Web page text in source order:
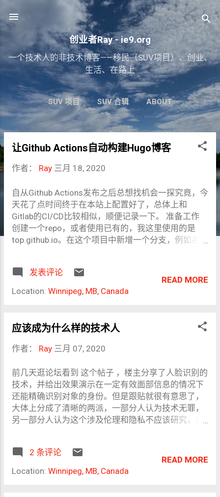
跳至主要内容
创业者Ray - ie9.org
一个技术人的非技术博客——移民（SUV项目）、创业、
生活、在路上
SUV 项目 SUV 合辑 ABOUT
博
文
让Github Actions自动构建Hugo博客
作者： Ray 三月 18, 2020
自从Github Actions发布之后总想找机会一探究竟，今
天花了点时间终于在本站上配置好了，总体上和
Gitlab的CI/CD比较相似，顺便记录一下。 准备工作
创建一个repo，或者使用已有的，我这里使用的是
top.github.io。在这个项目中新增一个分支，例如名称
hugo分支中更新文章，提交之后Github Actions会自
动将生成的结果提交到master分支，而master分支是
默认托管在Github Pages的，所以就实现了在Github
建.github/workflows/build-deploy.yml文件： name:
github pages on: push: branches: - hugo # 让Actions
只检测这个分支的提交 jobs: build-deploy: runs-on:
Checkout master uses: actions/checkout@v1 -
name: Setup Hugo uses: peaceiris/actions-hugo@v2
with: hugo-version: 'latest' # 这里可以指定特定版
本，我比较随意直接使用latest extended: true -
name: Build run: hugo --minify - name: Deploy to
用@v2版本 env: ACTIONS_DEPLOY_KEY: ${{
secrets.ACTIONS_DEPLOY_KEY }} # 大写的这个名称
记下来，后面会用到 ...
发表评论
Location: Winnipeg, MB, Canada
READ MORE
应该成为什么样的技术人
作者： Ray 三月 07, 2020
前几天逛论坛看到 这个帖子 ，楼主分享了人脸识别的
技术，并给出效果演示在一定有效面部信息的情况下
还能精确识别对象的身份。但是跟贴就很有意思了，
大体上分成了清晰的两派，一部分人认为技术无罪，
另一部分人认为这个涉及伦理和隐私不应该研究，我
作分析，发现中国几乎所有app都存在隐私侵犯的现
象，比如都会额外采集无线网络数据和设备唯一编号
2 条评论
Location: Winnipeg, MB, Canada
READ MORE